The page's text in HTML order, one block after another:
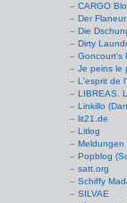
CARGO
Der Flaneur
Die
Dirty
Goncourt's
Je peins le
L'esprit de
LIBREAS.
Linkillo
lit21.de
Litlog
Meldungen
Popblog
satt.org
Schiffy
SILVAE